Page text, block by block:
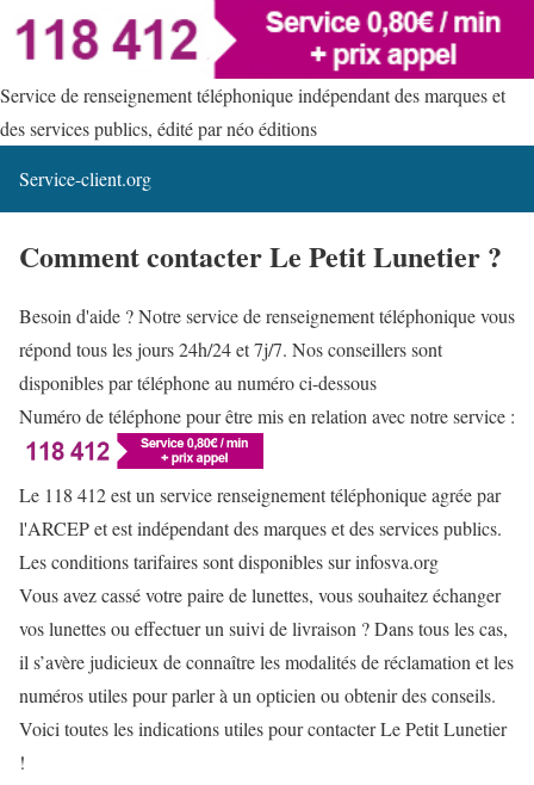
Service de renseignement téléphonique indépendant des marques et
des services publics, édité par néo éditions
Service-client.org
Comment contacter Le Petit Lunetier ?
Besoin d'aide ? Notre service de renseignement téléphonique vous
répond tous les jours 24h/24 et 7j/7. Nos conseillers sont
disponibles par téléphone au numéro ci-dessous
Numéro de téléphone pour être mis en relation avec notre service :
Le 118 412 est un service renseignement téléphonique agrée par
l'ARCEP et est indépendant des marques et des services publics.
Les conditions tarifaires sont disponibles sur infosva.org
Vous avez cassé votre paire de lunettes, vous souhaitez échanger
vos lunettes ou effectuer un suivi de livraison ? Dans tous les cas,
il s’avère judicieux de connaître les modalités de réclamation et les
numéros utiles pour parler à un opticien ou obtenir des conseils.
Voici toutes les indications utiles pour contacter Le Petit Lunetier
!